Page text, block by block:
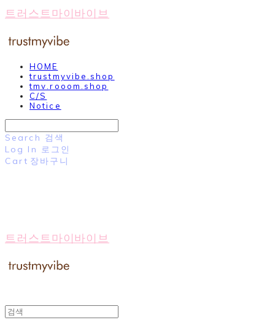
트러스트마이바이브
HOME
trustmyvibe.shop
tmv.rooom.shop
C/S
Notice
Search 검색
Log In 로그인
Cart 장바구니
트러스트마이바이브